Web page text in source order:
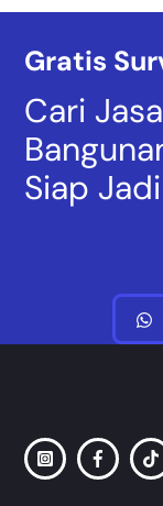
Gratis
Cari
Siap